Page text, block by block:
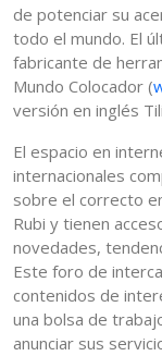
de potenciar su
todo el mundo. El
fabricante de
Mundo Colocador (
versión en inglés
El espacio en
internacionales
sobre el correcto
Rubi y tienen
novedades,
Este foro de
contenidos de
una bolsa de
anunciar sus